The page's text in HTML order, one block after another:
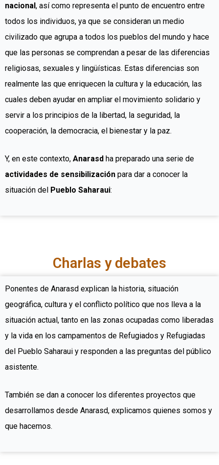
nacional, así como representa el punto de encuentro entre
todos los individuos, ya que se consideran un medio
civilizado que agrupa a todos los pueblos del mundo y hace
que las personas se comprendan a pesar de las diferencias
religiosas, sexuales y lingüísticas. Estas diferencias son
realmente las que enriquecen la cultura y la educación, las
cuales deben ayudar en ampliar el movimiento solidario y
servir a los principios de la libertad, la seguridad, la
cooperación, la democracia, el bienestar y la paz.
Y, en este contexto, Anarasd ha preparado una serie de
actividades de sensibilización para dar a conocer la
situación del Pueblo Saharaui:
Charlas y debates
Ponentes de Anarasd explican la historia, situación
geográfica, cultura y el conflicto político que nos lleva a la
situación actual, tanto en las zonas ocupadas como liberadas
y la vida en los campamentos de Refugiados y Refugiadas
del Pueblo Saharaui y responden a las preguntas del público
asistente.
También se dan a conocer los diferentes proyectos que
desarrollamos desde Anarasd, explicamos quienes somos y
que hacemos.